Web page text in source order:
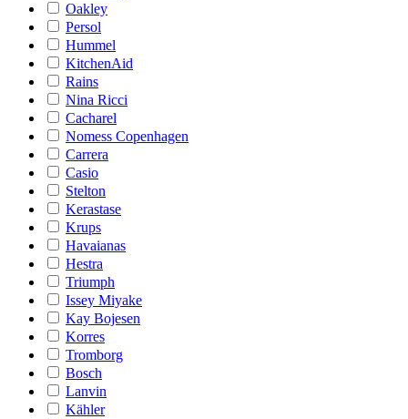
Oakley
Persol
Hummel
KitchenAid
Rains
Nina Ricci
Cacharel
Nomess Copenhagen
Carrera
Casio
Stelton
Kerastase
Krups
Havaianas
Hestra
Triumph
Issey Miyake
Kay Bojesen
Korres
Tromborg
Bosch
Lanvin
Kähler